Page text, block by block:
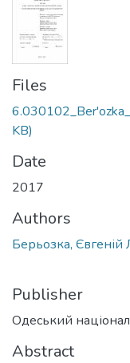
Files
KB)
Date
2017
Authors
Берьозка, Євгеній
Publisher
Одеський
Abstract